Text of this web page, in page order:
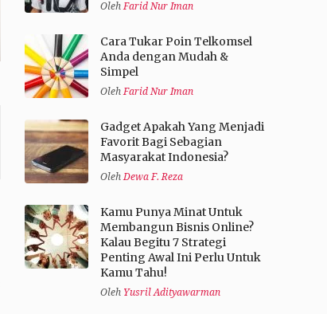
OlehFarid Nur Iman
Cara Tukar Poin Telkomsel
Anda dengan Mudah &
Simpel
OlehFarid Nur Iman
Gadget Apakah Yang Menjadi
Favorit Bagi Sebagian
Masyarakat Indonesia?
OlehDewa F. Reza
Kamu Punya Minat Untuk
Membangun Bisnis Online?
Kalau Begitu 7 Strategi
Penting Awal Ini Perlu Untuk
Kamu Tahu!
Oleh Yusril Adityawarman